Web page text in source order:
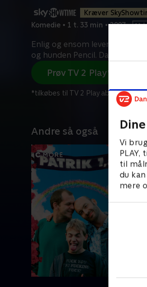
Vi
til
du
mere
Kræver
Komedie • 1 t. 33 min • 2007 •
Enlig og ensom lever Peggy
og hunden Pencil. Da hun
Prøv TV 2 Play*
*tilkøbes til TV 2 Play abonnement
Andre så også